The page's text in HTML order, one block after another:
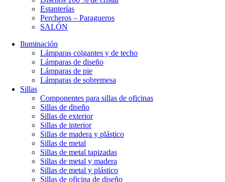
Estanterías
Percheros – Paragueros
SALÓN
Iluminación
Lámparas colgantes y de techo
Lámparas de diseño
Lámparas de pie
Lámparas de sobremesa
Sillas
Componentes para sillas de oficinas
Sillas de diseño
Sillas de exterior
Sillas de interior
Sillas de madera y plástico
Sillas de metal
Sillas de metal tapizadas
Sillas de metal y madera
Sillas de metal y plástico
Sillas de oficina de diseño